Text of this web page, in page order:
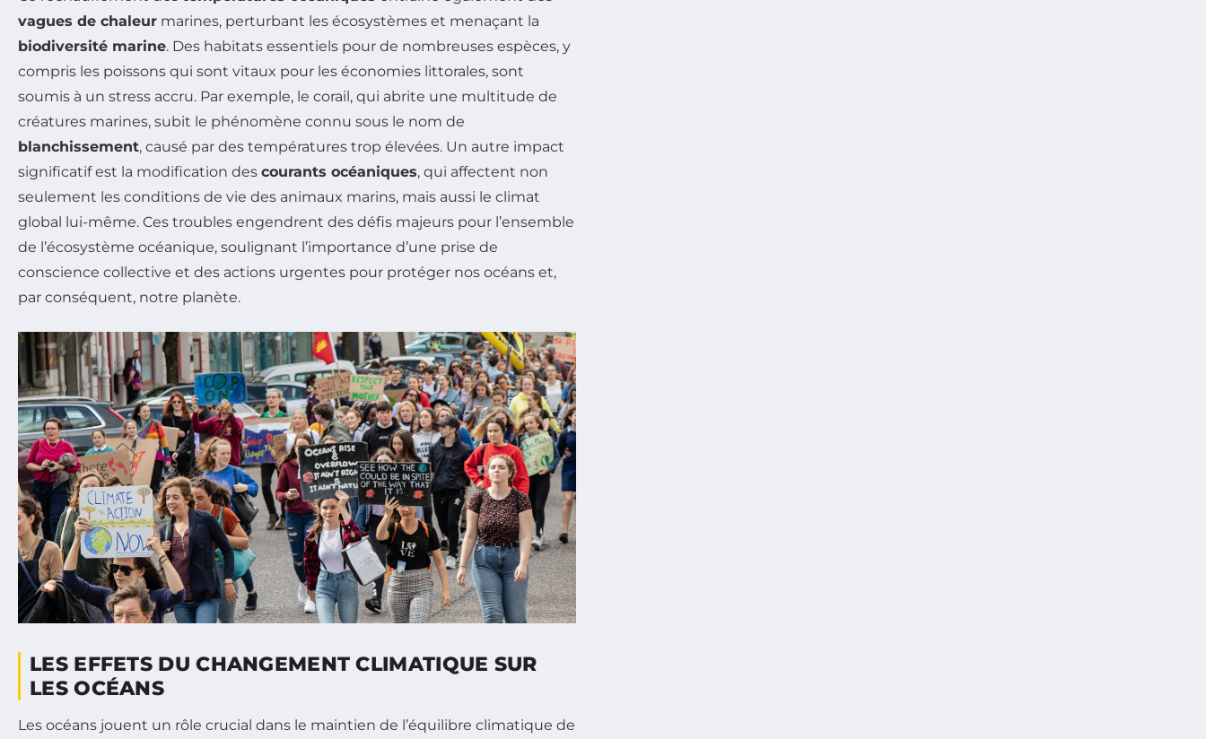
vagues de chaleur marines, perturbant les écosystèmes et menaçant la
biodiversité marine. Des habitats essentiels pour de nombreuses espèces, y
compris les poissons qui sont vitaux pour les économies littorales, sont
soumis à un stress accru. Par exemple, le corail, qui abrite une multitude de
créatures marines, subit le phénomène connu sous le nom de
blanchissement, causé par des températures trop élevées. Un autre impact
significatif est la modification des courants océaniques, qui affectent non
seulement les conditions de vie des animaux marins, mais aussi le climat
global lui-même. Ces troubles engendrent des défis majeurs pour l’ensemble
de l’écosystème océanique, soulignant l’importance d’une prise de
conscience collective et des actions urgentes pour protéger nos océans et,
par conséquent, notre planète.
LES EFFETS DU CHANGEMENT CLIMATIQUE SUR
LES OCÉANS
Les océans jouent un rôle crucial dans le maintien de l’équilibre climatique de